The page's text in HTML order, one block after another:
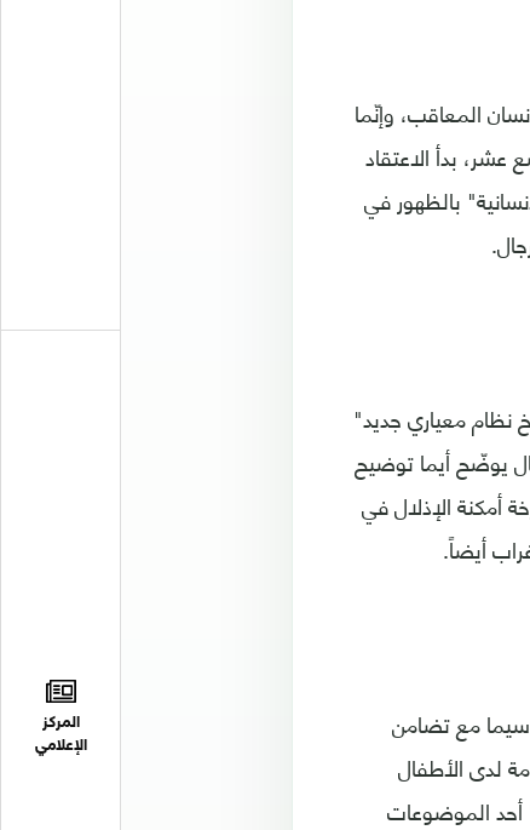
المركز
الإعلامي
المعاقب، وإنّما
بدأ الاعتقاد
بالظهور في
نظام معياري جديد"
يوضّح أيما توضيح
الإذلال في
أيضاً.
سيما مع تضامن
لدى الأطفال
أحد الموضوعات